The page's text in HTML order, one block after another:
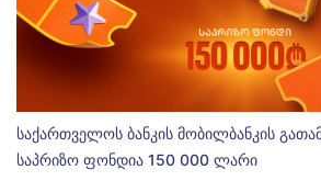
საქართველოს ბანკის მობილბანკის
საპრიზო ფონდია 150 000 ლარი